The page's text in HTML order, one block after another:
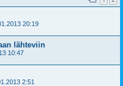
20:19
lähteviin
10:47
2:51